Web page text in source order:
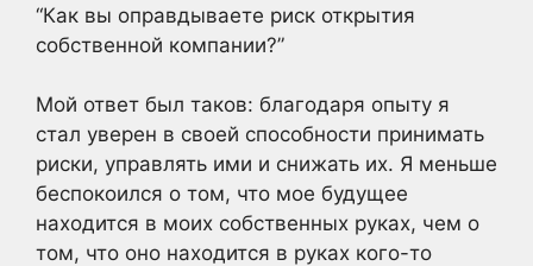
“Как вы оправдываете риск открытия
собственной компании?”
Мой ответ был таков: благодаря опыту я
стал уверен в своей способности принимать
риски, управлять ими и снижать их. Я меньше
беспокоился о том, что мое будущее
находится в моих собственных руках, чем о
том, что оно находится в руках кого-то